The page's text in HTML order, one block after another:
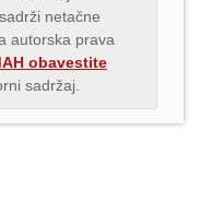
netačne
autorska prava
obavestite
sadržaj.